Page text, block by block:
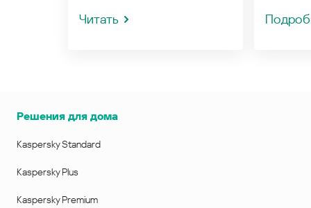
Читать
Решения для дома
Kaspersky Standard
Kaspersky Plus
Kaspersky Premium